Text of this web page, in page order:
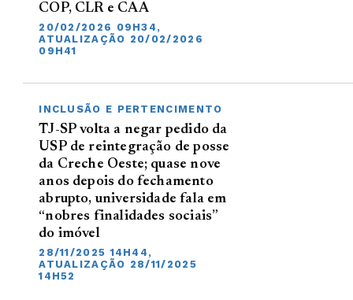
COP, CLR e CAA
20/02/2026 09H34,
ATUALIZAÇÃO 20/02/2026
09H41
INCLUSÃO E PERTENCIMENTO
TJ-SP volta a negar pedido da
USP de reintegração de posse
da Creche Oeste; quase nove
anos depois do fechamento
abrupto, universidade fala em
“nobres finalidades sociais”
do imóvel
28/11/2025 14H44,
ATUALIZAÇÃO 28/11/2025
14H52